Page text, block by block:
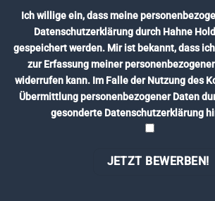
Ich willige ein, dass meine
Datenschutzerklärungdurch Hahne
gespeichert werden. Mir ist bekannt, dass
zur Erfassung meiner
widerrufen kann. Im Falle der Nutzung des
Übermittlung personenbezogener Daten
gesonderte Datenschutzerklärung